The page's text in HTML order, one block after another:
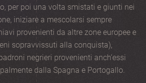
per poi una volta smistati e giunti nei
iniziare a mescolarsi sempre
provenienti da altre zone europee e
sopravvissuti alla conquista),
negrieri provenienti anch’essi
dalla Spagna e Portogallo.